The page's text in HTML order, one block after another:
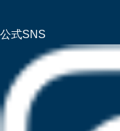
公式SNS